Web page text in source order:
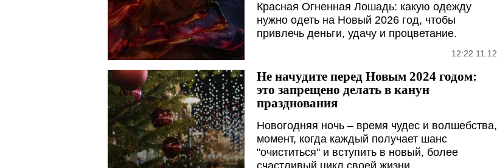
Красная Огненная Лошадь: какую одежду
нужно одеть на Новый 2026 год, чтобы
привлечь деньги, удачу и процветание.
12:22 11.12
Не начудите перед Новым 2024 годом:
это запрещено делать в канун
празднования
Новогодняя ночь – время чудес и волшебства,
момент, когда каждый получает шанс
"очиститься" и вступить в новый, более
счастливый цикл своей жизни